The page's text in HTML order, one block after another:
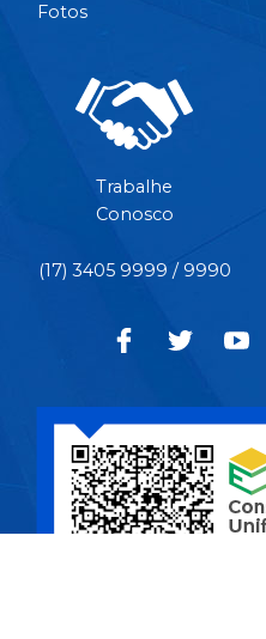
Fotos
Trabalhe
Conosco
(17) 3405 9999 / 9990